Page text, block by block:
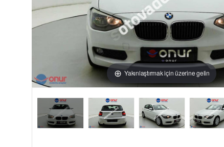
Yakınlaştırmak için üzerine gelin